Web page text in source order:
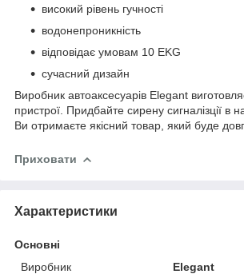
високий рівень гучності
водонепроникність
відповідає умовам 10 EKG
сучасний дизайн
Виробник автоаксесуарів Elegant виготовляє
пристрої. Придбайте сирену сигналізції в
Ви отримаєте якісний товар, який буде
Приховати
Характеристики
Основні
Виробник
Elegant